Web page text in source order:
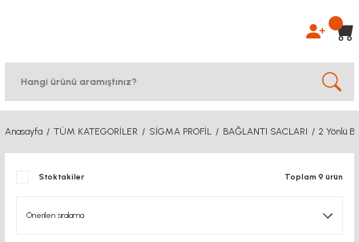
Anasayfa TÜM KATEGORİLER SİGMA PROFİL BAĞLANTI SACLARI 2 Yönlü
Stoktakiler Toplam 9 ürün